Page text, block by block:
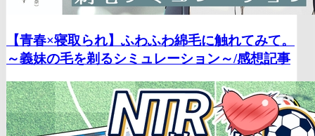
【青春×寝取られ】ふわふわ綿毛に触れてみて。
～義妹の毛を剃るシミュレーション～/感想記事